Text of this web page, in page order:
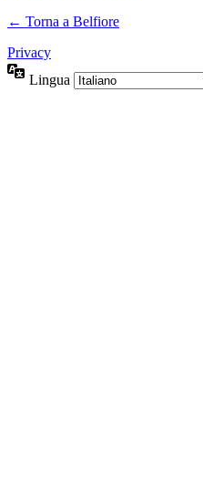
← Torna a Belfiore
Privacy
Lingua